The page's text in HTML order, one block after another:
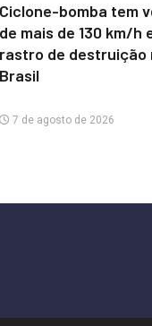
Ciclone-bomba tem
de mais de 130 km/h
rastro de destruição
Brasil
7 de agosto de 2026